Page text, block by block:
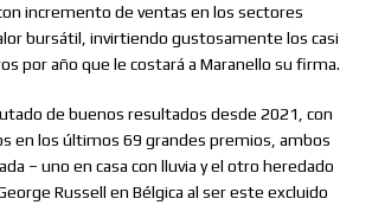
incremento de ventas en los sectores
bursátil, invirtiendo gustosamente los casi
por año que le costará a Maranello su firma.
de buenos resultados desde 2021, con
en los últimos 69 grandes premios, ambos
– uno en casa con lluvia y el otro heredado
Russell en Bélgica al ser este excluido